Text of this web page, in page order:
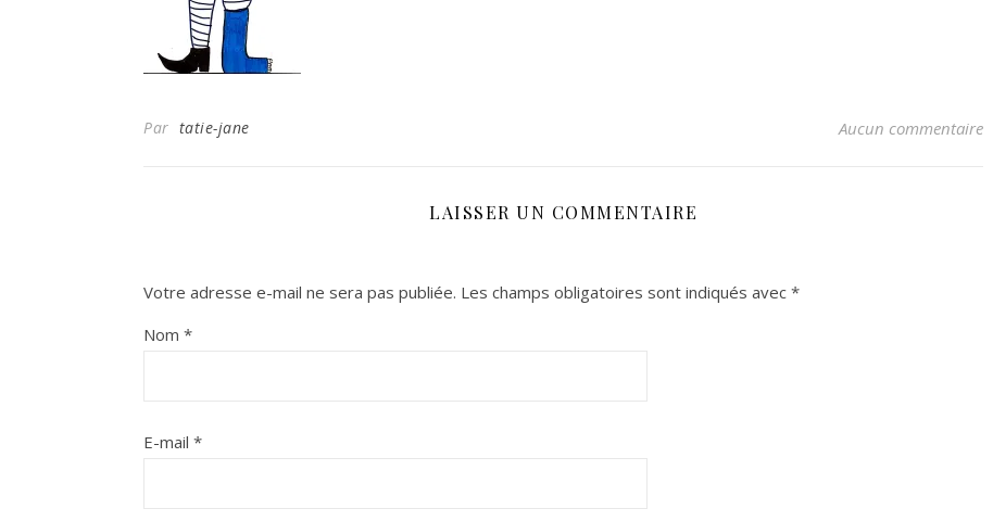
Par tatie-jane Aucun commentaire
LAISSER UN COMMENTAIRE
Votre adresse e-mail ne sera pas publiée. Les champs obligatoires sont indiqués avec *
Nom *
E-mail *